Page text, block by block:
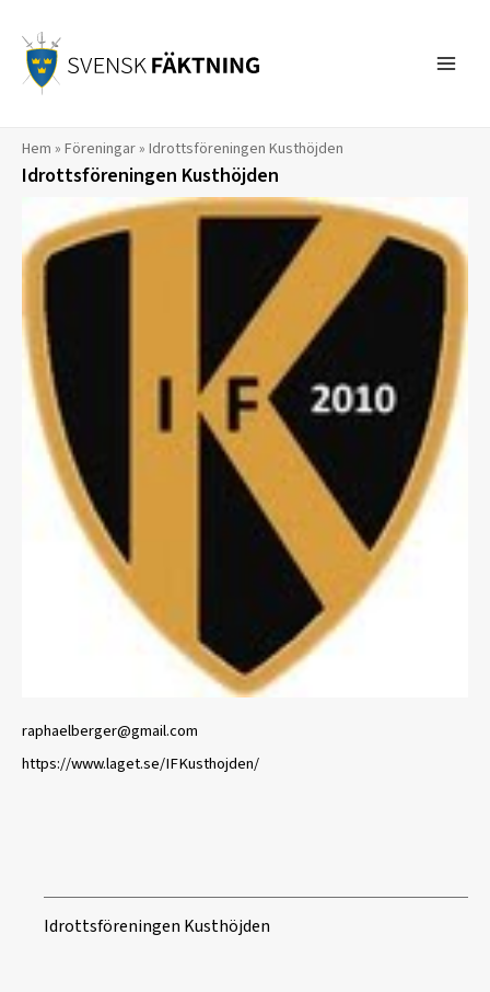
innehåll
Hem » Föreningar» Idrottsföreningen Kusthöjden
Idrottsföreningen Kusthöjden
raphaelberger@gmail.com
https://www.laget.se/IFKusthojden/
Idrottsföreningen Kusthöjden